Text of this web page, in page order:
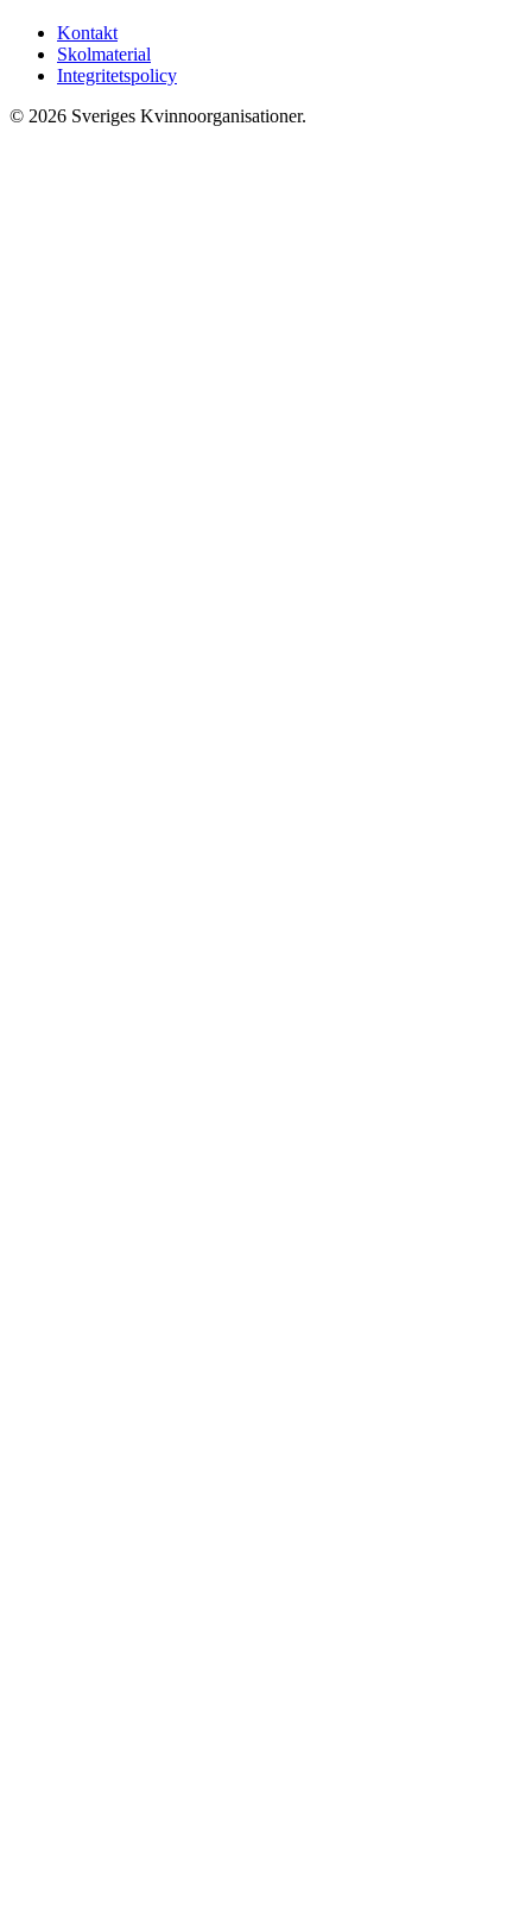
Kontakt
Skolmaterial
Integritetspolicy
© 2026 Sveriges Kvinnoorganisationer.